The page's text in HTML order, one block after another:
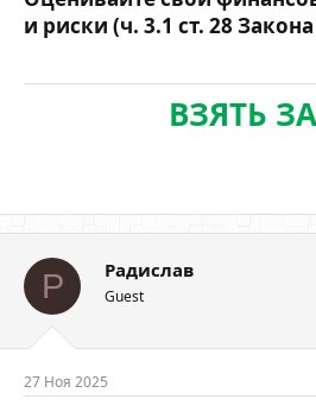
и риски (ч. 3.1 ст. 28
ВЗЯТЬ
Р Радислав
Guest
27 Ноя 2025